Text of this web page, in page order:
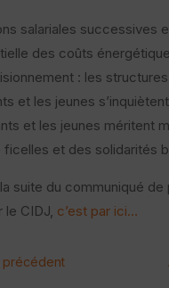
salariales successives
des coûts
: les
et les jeunes
et les jeunes méritent
ficelles et des solidarités
suite du communiqué
le CIDJ, c’est par ici…
précédent